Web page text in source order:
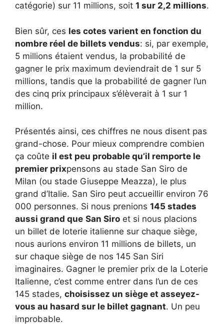
catégorie) sur 11 millions, soit 1 sur 2,2 millions.
Bien sûr, ces les cotes varient en fonction du
nombre réel de billets vendus: si, par exemple,
5 millions étaient vendus, la probabilité de
gagner le prix maximum deviendrait de 1 sur 5
millions, tandis que la probabilité de gagner l’un
des cinq prix principaux s’élèverait à 1 sur 1
million.
Présentés ainsi, ces chiffres ne nous disent pas
grand-chose. Pour mieux comprendre combien
ça coûte il est peu probable qu’il remporte le
premier prixpensons au stade San Siro de
Milan (ou stade Giuseppe Meazza), le plus
grand d’Italie. San Siro peut accueillir environ 76
000 personnes. Si nous prenions 145 stades
aussi grand que San Siro et si nous placions
un billet de loterie italienne sur chaque siège,
nous aurions environ 11 millions de billets, un
sur chaque siège de nos 145 San Siri
imaginaires. Gagner le premier prix de la Loterie
Italienne, c’est comme entrer dans l’un de ces
145 stades, choisissez un siège et asseyez-
vous au hasard sur le billet gagnant. Un peu
improbable.